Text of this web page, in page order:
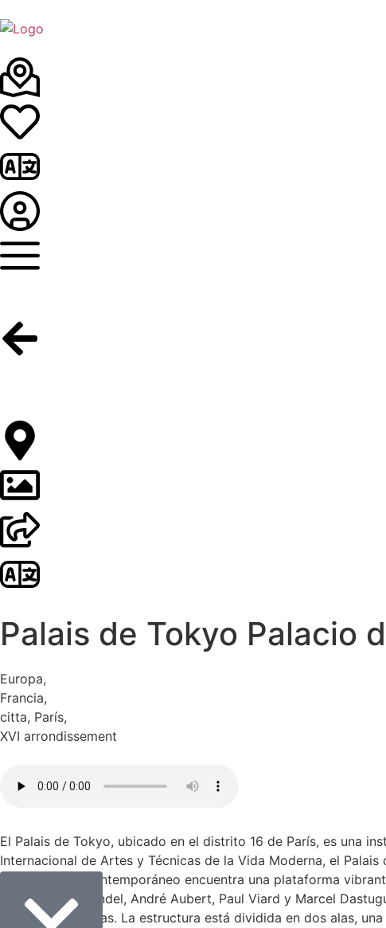
Palais de Tokyo Palacio
Europa,
Francia,
citta, París,
XVI arrondissement
El Palais de Tokyo, ubicado en el distrito 16 de París, es una
Internacional de Artes y Técnicas de la Vida Moderna, el
donde el arte contemporáneo encuentra una plataforma
Jean-Claude Dondel, André Aubert, Paul Viard y Marcel
técnicas modernas. La estructura está dividida en dos alas,